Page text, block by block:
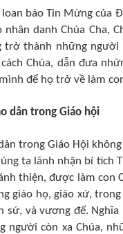
báo Tin Mừng của
danh Chúa Cha,
trở thành những
Chúa, dẫn đưa
để họ trở về làm
dân trong Giáo hội
trong Giáo Hội
ta lãnh nhận bí tích
thiện, được làm con
giáo họ, giáo xứ,
sứ, và vương đế.
người còn xa Chúa,